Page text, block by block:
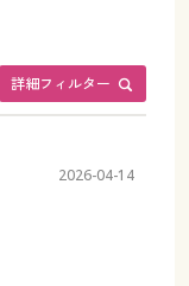
詳細フィルター
2026-04-14